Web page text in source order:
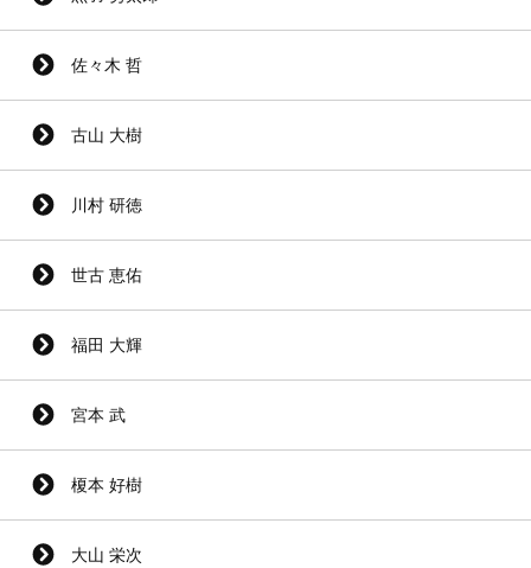
佐々木 哲
古山 大樹
川村 研徳
世古 恵佑
福田 大輝
宮本 武
榎本 好樹
大山 栄次